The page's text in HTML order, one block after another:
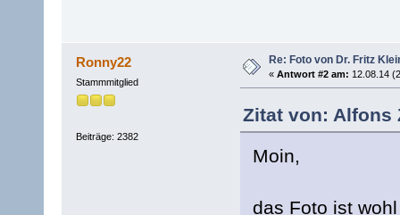
Ronny22
Stammmitglied
Beiträge: 2382
Re: Foto von Dr. Fritz
« Antwort #2 am: 12.08.14
Zitat von: Alfons
Moin,
das Foto ist